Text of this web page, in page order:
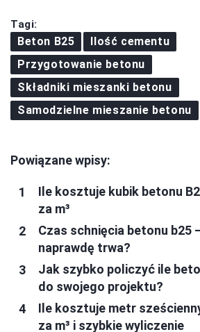
Tagi:
Beton B25
Ilość cementu
Przygotowanie betonu
Składniki mieszanki betonu
Samodzielne mieszanie betonu
Powiązane wpisy:
Ile kosztuje kubik betonu
za m³
Czas schnięcia betonu b25
naprawdę trwa?
Jak szybko policzyć ile
do swojego projektu?
Ile kosztuje metr
za m³ i szybkie wyliczenie